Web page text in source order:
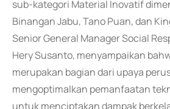
sub-kategori Material Inovatif
Binangan Jabu, Tano Puan, dan
Senior General Manager Social
Hery Susanto, menyampaikan
merupakan bagian dari upaya
mengoptimalkan pemanfaatan
untuk menciptakan dampak